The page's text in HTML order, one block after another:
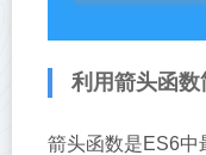
利用箭头函数
箭头函数是ES6中